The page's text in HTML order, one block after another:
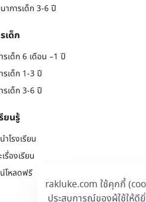
rakluke.com ใช้คุกกี้
ประสบการณ์ของผู้ใช้ให้ดี
การเด็ก 3-6 ปี
เด็ก
รเด็ก 6 เดือน –1 ปี
รเด็ก 1-3 ปี
รเด็ก 3-6 ปี
ยนรู้
ำโรงเรียน
เรื่องเรียน
โหลดฟรี